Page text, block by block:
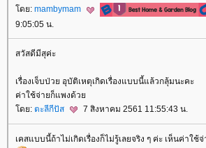
ดย: mambymam
9:05:05 น.
สวัสดีมีสุค่ะ
เรื่องเจ็บป่วย อุบัติเหตุเกิดเรื่องแบบนี้แล้วกลุ้มนะคะ
ค่าใช้จ่ายก็แพงด้ว
ดย: ตะลีกีปัส 7 สิงหาคม 2561 11:55:43 น.
เคสแบบนี้ถ้าไม่เกิดเรื่องก็ไม่รู้เลยจริง ๆ ค่ะ เห็นค่าใช้